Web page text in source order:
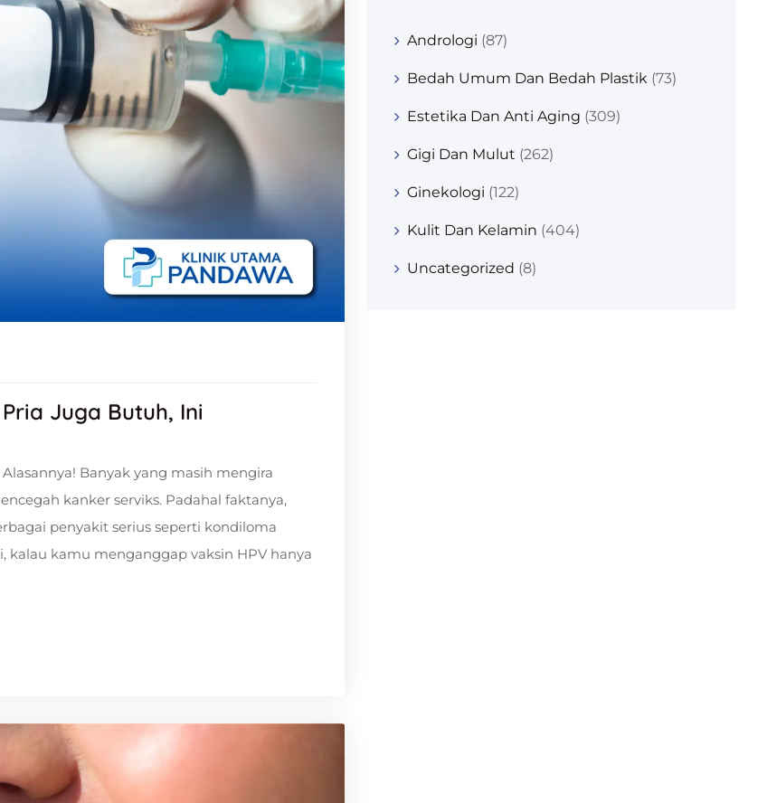
Juga Butuh, Ini
Banyak yang masih mengira
kanker serviks. Padahal faktanya,
penyakit serius seperti kondiloma
kalau kamu menganggap vaksin HPV hanya
Andrologi (87)
Bedah Umum Dan Bedah Plastik (73)
Estetika Dan Anti Aging (309)
Gigi Dan Mulut (262)
Ginekologi (122)
Kulit Dan Kelamin (404)
Uncategorized (8)